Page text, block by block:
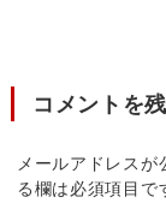
コメントを
メールアドレスが
る欄は必須項目で